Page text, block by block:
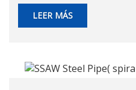
LEER MÁS